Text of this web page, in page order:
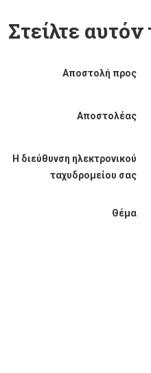
Στείλτε
Αποστολή προς
Αποστολέας
Η διεύθυνση ηλεκτρονικού
ταχυδρομείου σας
Θέμα